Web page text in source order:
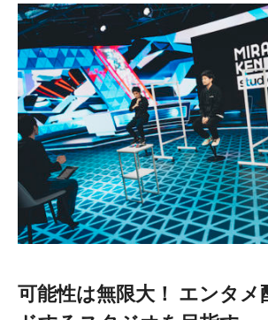
可能性は無限大！ エンタメ